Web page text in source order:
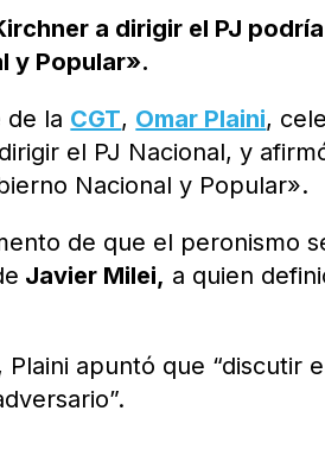
a dirigir el PJ podría
y Popular».
de la CGT, Omar Plaini,
el PJ Nacional, y
Nacional y Popular».
de que el peronismo
Javier Milei, a quien
apuntó que “discutir